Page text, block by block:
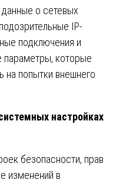
о сетевых
IP-
подключения и
параметры, которые
на попытки внешнего
настройках
безопасности, прав
изменений в